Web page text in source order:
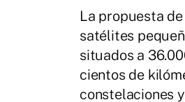
La propuesta
satélites
situados a
cientos de
constelaciones